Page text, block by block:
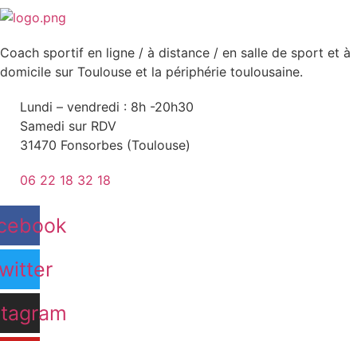
Coach sportif en ligne / à distance / en salle de sport et à
domicile sur Toulouse et la périphérie toulousaine.
Lundi – vendredi : 8h -20h30
Samedi sur RDV
31470 Fonsorbes (Toulouse)
06 22 18 32 18